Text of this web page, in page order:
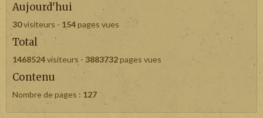
Aujourd'hui
30visiteurs - 154pages vues
Total
1468524visiteurs - 3883732pages vues
Contenu
Nombre de pages : 127